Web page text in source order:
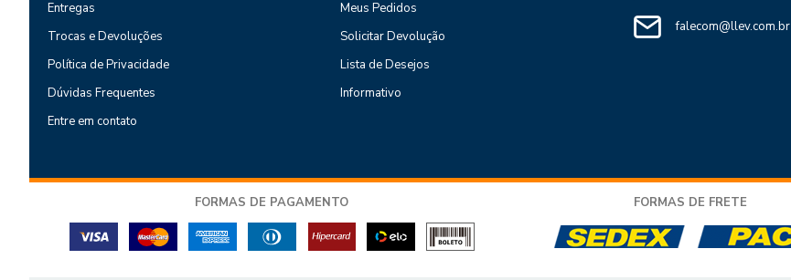
Entregas
Trocas e Devoluções
Política de Privacidade
Dúvidas Frequentes
Entre em contato
Meus Pedidos
Solicitar Devolução
Lista de Desejos
Informativo
falecom@llev.com.br
FORMAS DE PAGAMENTO FORMAS DE FRETE